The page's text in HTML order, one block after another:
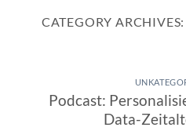
CATEGORY ARCHIVES:
Podcast:
Data-